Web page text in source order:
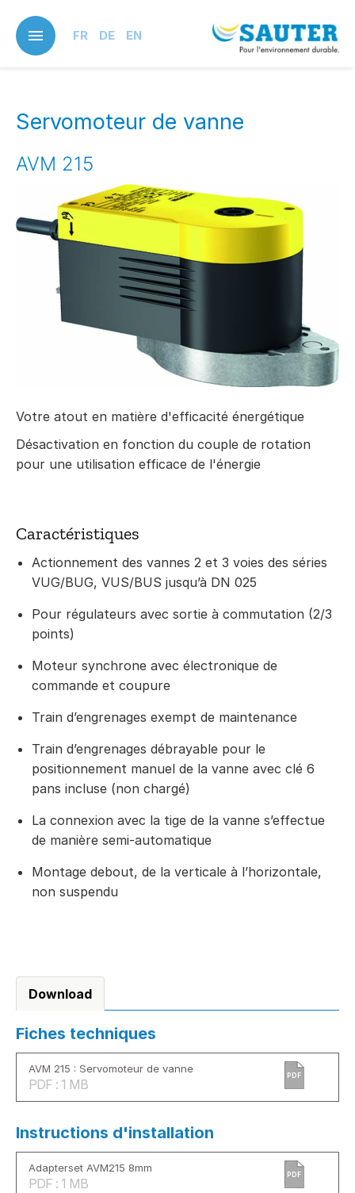
main
content
FR DE EN
Servomoteur de vanne
AVM 215
Votre atout en matière d'efficacité énergétique
Désactivation en fonction du couple de rotation
pour une utilisation efficace de l'énergie
Caractéristiques
Actionnement des vannes 2 et 3 voies des séries
VUG/BUG, VUS/BUS jusqu’à DN 025
Pour régulateurs avec sortie à commutation (2/3
points)
Moteur synchrone avec électronique de
commande et coupure
Train d’engrenages exempt de maintenance
Train d’engrenages débrayable pour le
positionnement manuel de la vanne avec clé 6
pans incluse (non chargé)
La connexion avec la tige de la vanne s’effectue
de manière semi-automatique
Montage debout, de la verticale à l’horizontale,
non suspendu
Download
Fiches techniques
AVM 215 : Servomoteur de vanne
PDF : 1 MB
PDF
Instructions d'installation
Adapterset AVM215 8mm
PDF : 1 MB
PDF